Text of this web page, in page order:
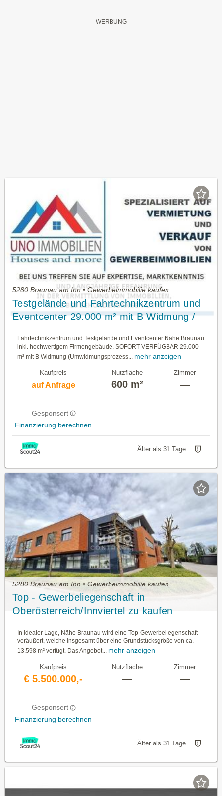
5280 Braunau am Inn • Gewerbeimmobilie kaufen
Testgelände und Fahrtechnikzentrum und
Eventcenter 29.000 m² mit B Widmung /
Fahrtechnikzentrum und Testgelände und Eventcenter Nähe Braunau
inkl. hochwertigem Firmengebäude. SOFORT VERFÜGBAR 29.000
m² mit B Widmung (Umwidmungsprozess... mehr anzeigen
Kaufpreis
auf Anfrage
—
Gesponsert
Finanzierung berechnen
Nutzfläche
600 m²
Zimmer
—
Älter als 31 Tage
5280 Braunau am Inn • Gewerbeimmobilie kaufen
Top - Gewerbeliegenschaft in
Oberösterreich/Innviertel zu kaufen
In idealer Lage, Nähe Braunau wird eine Top-Gewerbeliegenschaft
veräußert, welche insgesamt über eine Grundstücksgröße von ca.
13.598 m² verfügt. Das Angebot... mehr anzeigen
Kaufpreis
€ 5.500.000,-
—
Gesponsert
Finanzierung berechnen
Nutzfläche
—
Zimmer
—
Älter als 31 Tage